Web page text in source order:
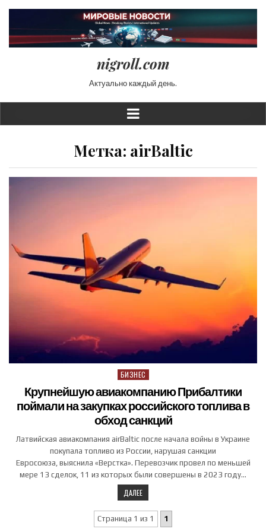
nigroll.com
Актуально каждый день.
Метка: airBaltic
Posted in
БИЗНЕС
Крупнейшую авиакомпанию Прибалтики
поймали на закупках российского топлива в
обход санкций
Латвийская авиакомпания airBaltic после начала войны в Украине
покупала топливо из России, нарушая санкции
Евросоюза, выяснила «Верстка». Перевозчик провел по меньшей
мере 13 сделок, 11 из которых были совершены в 2023 году…
ДАЛЕЕ
Страница 1 из 1 1